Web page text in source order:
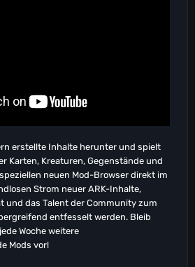
erstellte Inhalte herunter und spielt
Karten, Kreaturen, Gegenstände und
neuen Mod-Browser direkt im
Strom neuer ARK-Inhalte,
und das Talent der Community zum
entfesselt werden. Bleib
Woche weitere
Mods vor!